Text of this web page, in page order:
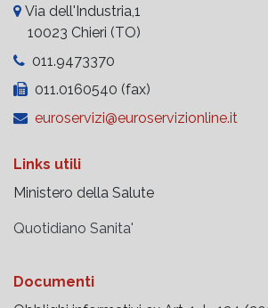
Via dell'Industria,1
10023 Chieri (TO)
011.9473370
011.0160540 (fax)
euroservizi@euroservizionline.it
Links utili
Ministero della Salute
Quotidiano Sanita'
Documenti